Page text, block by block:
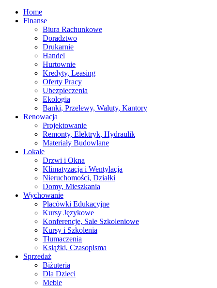
Home
Finanse
Biura Rachunkowe
Doradztwo
Drukarnie
Handel
Hurtownie
Kredyty, Leasing
Oferty Pracy
Ubezpieczenia
Ekologia
Banki, Przelewy, Waluty, Kantory
Renowacja
Projektowanie
Remonty, Elektryk, Hydraulik
Materiały Budowlane
Lokale
Drzwi i Okna
Klimatyzacja i Wentylacja
Nieruchomości, Działki
Domy, Mieszkania
Wychowanie
Placówki Edukacyjne
Kursy Językowe
Konferencje, Sale Szkoleniowe
Kursy i Szkolenia
Tłumaczenia
Książki, Czasopisma
Sprzedaż
Biżuteria
Dla Dzieci
Meble